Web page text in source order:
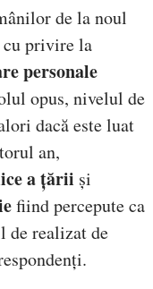
de la noul
cu privire la
personale
opus, nivelul de
dacă este luat
an,
a țării și
fiind percepute ca
de realizat de